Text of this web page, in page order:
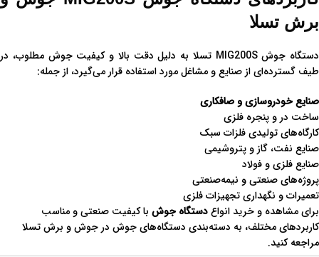
برش تسلا
دستگاه جوش MIG200S تسلا به دلیل دقت بالا و کیفیت جوش مطلوب، در
طیف گسترده‌ای از صنایع و مشاغل مورد استفاده قرار می‌گیرد، از جمله:
صنایع خودروسازی و صافکاری
ساخت در و پنجره فلزی
کارگاه‌های تولیدی فلزات سبک
صنایع نفت، گاز و پتروشیمی
صنایع فلزی و فولاد
پروژه‌های صنعتی و نیمه‌صنعتی
تعمیرات و نگهداری تجهیزات فلزی
برای مشاهده و خرید انواعدستگاه جوش با کیفیت صنعتی و مناسب
کاربردهای مختلف، به دسته‌بندی دستگاه‌های جوش در جوش و برش تسلا
مراجعه کنید.